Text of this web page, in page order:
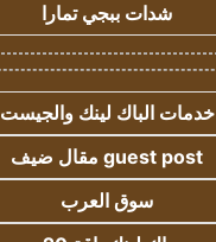
شدات ببجي تمارا
خدمات الباك لينك والجيست
guest post مقال ضيف
سوق العرب